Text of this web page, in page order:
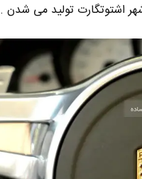
اشتوتگارت تولید می شدن .